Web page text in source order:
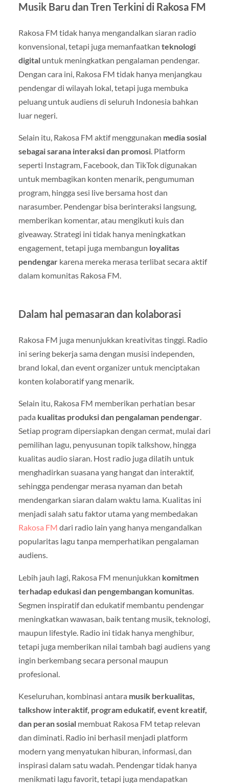
Musik Baru dan Tren Terkini di Rakosa FM
Rakosa FM tidak hanya mengandalkan siaran radio
konvensional, tetapi juga memanfaatkan teknologi
digitaluntuk meningkatkan pengalaman pendengar.
Dengan cara ini, Rakosa FM tidak hanya menjangkau
pendengar di wilayah lokal, tetapi juga membuka
peluang untuk audiens di seluruh Indonesia bahkan
luar negeri.
Selain itu, Rakosa FM aktif menggunakan media sosial
sebagai sarana interaksi dan promosi. Platform
seperti Instagram, Facebook, dan TikTok digunakan
untuk membagikan konten menarik, pengumuman
program, hingga sesi live bersama host dan
narasumber. Pendengar bisa berinteraksi langsung,
memberikan komentar, atau mengikuti kuis dan
giveaway. Strategi ini tidak hanya meningkatkan
engagement, tetapi juga membangun loyalitas
pendengarkarena mereka merasa terlibat secara aktif
dalam komunitas Rakosa FM.
Dalam hal pemasaran dan kolaborasi
Rakosa FM juga menunjukkan kreativitas tinggi. Radio
ini sering bekerja sama dengan musisi independen,
brand lokal, dan event organizer untuk menciptakan
konten kolaboratif yang menarik.
Selain itu, Rakosa FM memberikan perhatian besar
pada kualitas produksi dan pengalaman pendengar.
Setiap program dipersiapkan dengan cermat, mulai dari
pemilihan lagu, penyusunan topik talkshow, hingga
kualitas audio siaran. Host radio juga dilatih untuk
menghadirkan suasana yang hangat dan interaktif,
sehingga pendengar merasa nyaman dan betah
mendengarkan siaran dalam waktu lama. Kualitas ini
menjadi salah satu faktor utama yang membedakan
Rakosa FM dari radio lain yang hanya mengandalkan
popularitas lagu tanpa memperhatikan pengalaman
audiens.
Lebih jauh lagi, Rakosa FM menunjukkan komitmen
terhadap edukasi dan pengembangan komunitas.
Segmen inspiratif dan edukatif membantu pendengar
meningkatkan wawasan, baik tentang musik, teknologi,
maupun lifestyle. Radio ini tidak hanya menghibur,
tetapi juga memberikan nilai tambah bagi audiens yang
ingin berkembang secara personal maupun
profesional.
Keseluruhan, kombinasi antara musik berkualitas,
talkshow interaktif, program edukatif, event kreatif,
dan peran sosialmembuat Rakosa FM tetap relevan
dan diminati. Radio ini berhasil menjadi platform
modern yang menyatukan hiburan, informasi, dan
inspirasi dalam satu wadah. Pendengar tidak hanya
menikmati lagu favorit, tetapi juga mendapatkan